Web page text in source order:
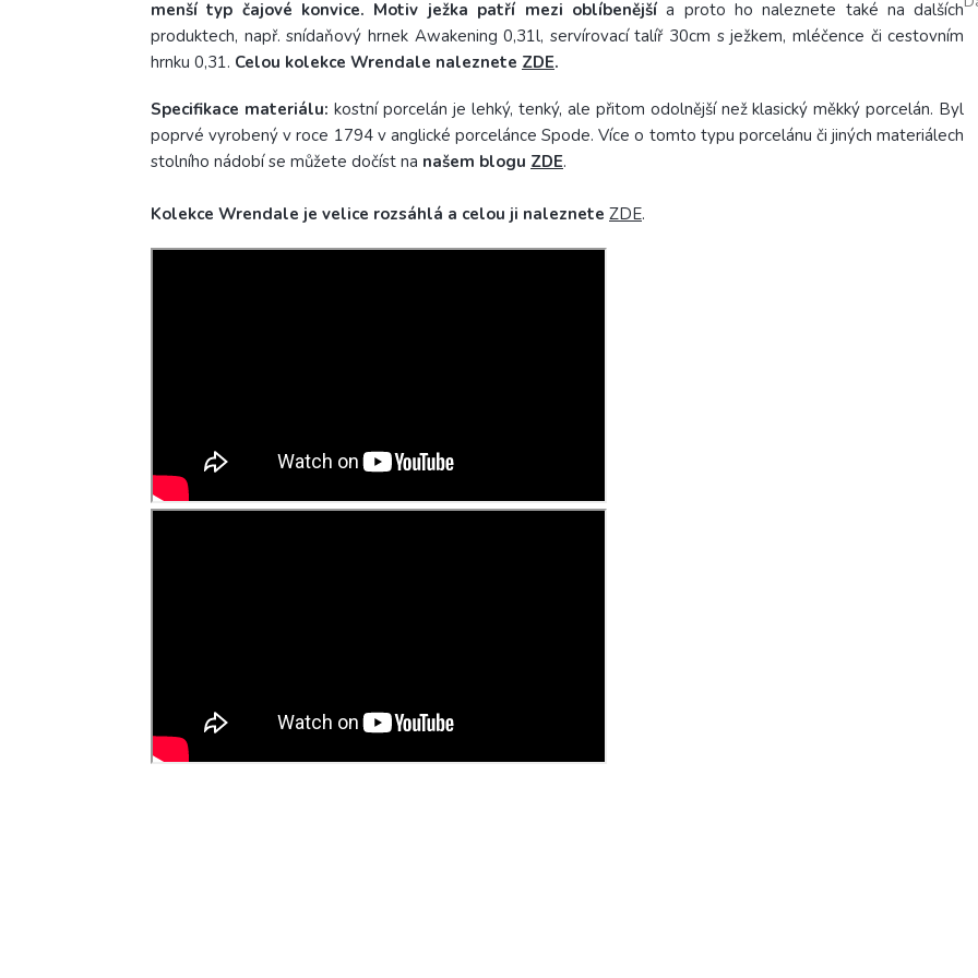
menší typ čajové konvice. Motiv ježka patří mezi oblíbenějšía proto ho naleznete také na dalších
produktech, např. snídaňový hrnek Awakening 0,31l, servírovací talíř 30cm s ježkem, mléčence či cestovním
hrnku 0,31. Celou kolekce Wrendale naleznete ZDE.
Specifikace materiálu: kostní porcelán je lehký, tenký, ale přitom odolnější než klasický měkký porcelán. Byl
poprvé vyrobený v roce 1794 v anglické porcelánce Spode. Více o tomto typu porcelánu či jiných materiálech
stolního nádobí se můžete dočíst na našem blogu ZDE.
Kolekce Wrendale je velice rozsáhlá a celou ji naleznete ZDE.